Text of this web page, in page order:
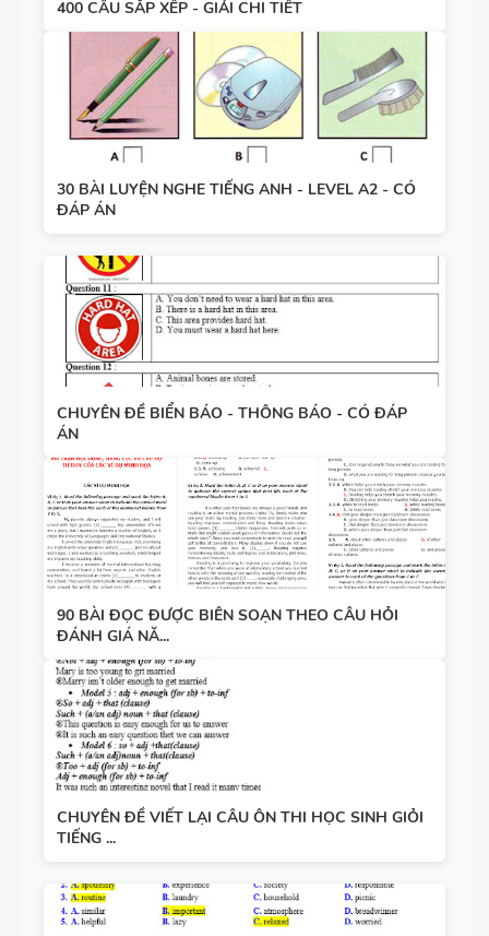
400 CÂU SẮP XẾP - GIẢI CHI TIẾT
30 BÀI LUYỆN NGHE TIẾNG ANH - LEVEL A2 - CÓ
ĐÁP ÁN
CHUYÊN ĐỀ BIỂN BÁO - THÔNG BÁO - CÓ ĐÁP
ÁN
90 BÀI ĐỌC ĐƯỢC BIÊN SOẠN THEO CÂU HỎI
ĐÁNH GIÁ NĂ...
CHUYÊN ĐỀ VIẾT LẠI CÂU ÔN THI HỌC SINH GIỎI
TIẾNG ...